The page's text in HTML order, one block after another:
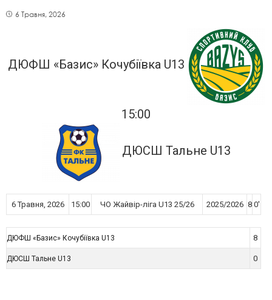
6 Травня, 2026
ДЮФШ «Базис» Кочубіївка U13
15:00
ДЮСШ Тальне U13
6 Травня, 2026 15:00 ЧО Жайвір-ліга U13 25/26 2025/2026 8 0'
ДЮФШ «Базис» Кочубіївка U13 8
ДЮСШ Тальне U13 0